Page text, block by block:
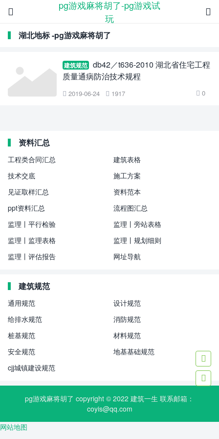
pg游戏麻将胡了-pg游戏试
玩


湖北地标 -pg游戏麻将胡了
建筑规范
db42／t636-2010 湖北省住宅工程
质量通病防治技术规程
 2019-06-24  1917  0
资料汇总
工程类合同汇总
建筑表格
技术交底
施工方案
见证取样汇总
资料范本
ppt资料汇总
流程图汇总
监理丨平行检验
监理丨旁站表格
监理丨监理表格
监理丨规划细则
监理丨评估报告
网址导航
建筑规范
通用规范
设计规范
给排水规范
消防规范
桩基规范
材料规范
安全规范
地基基础规范
cjj城镇建设规范


pg游戏麻将胡了 copyright © 2022 建筑一生 联系邮箱：
coyis@qq.com
网站地图